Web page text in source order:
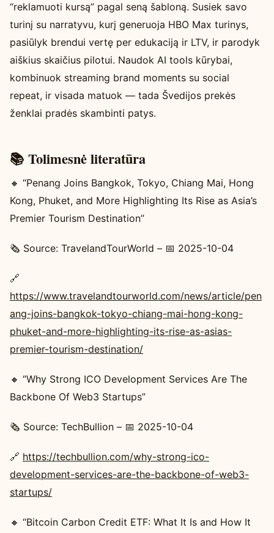
“reklamuoti kursą” pagal seną šabloną. Susiek savo
turinį su narratyvu, kurį generuoja HBO Max turinys,
pasiūlyk brendui vertę per edukaciją ir LTV, ir parodyk
aiškius skaičius pilotui. Naudok AI tools kūrybai,
kombinuok streaming brand moments su social
repeat, ir visada matuok — tada Švedijos prekės
ženklai pradės skambinti patys.
📚 Tolimesnė literatūra
🔸 “Penang Joins Bangkok, Tokyo, Chiang Mai, Hong
Kong, Phuket, and More Highlighting Its Rise as Asia’s
Premier Tourism Destination”
🗞️ Source: TravelandTourWorld – 📅 2025-10-04
🔗
https://www.travelandtourworld.com/news/article/pen
ang-joins-bangkok-tokyo-chiang-mai-hong-kong-
phuket-and-more-highlighting-its-rise-as-asias-
premier-tourism-destination/
🔸 “Why Strong ICO Development Services Are The
Backbone Of Web3 Startups”
🗞️ Source: TechBullion – 📅 2025-10-04
🔗 https://techbullion.com/why-strong-ico-
development-services-are-the-backbone-of-web3-
startups/
🔸 “Bitcoin Carbon Credit ETF: What It Is and How It